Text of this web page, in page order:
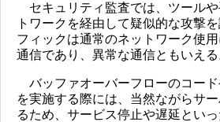
セキュリティ監査では、ツール
トワークを経由して疑似的な攻撃
フィックは通常のネットワーク使
通信であり、異常な通信ともいえる
バッファオーバーフローのコード
を実施する際には、当然ながらサ
るため、サービス停止や遅延とい